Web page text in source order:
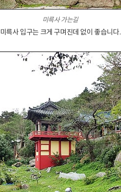
미륵사 가는길
미륵사 입구는 크게 구며진데 없이 좋습니다.